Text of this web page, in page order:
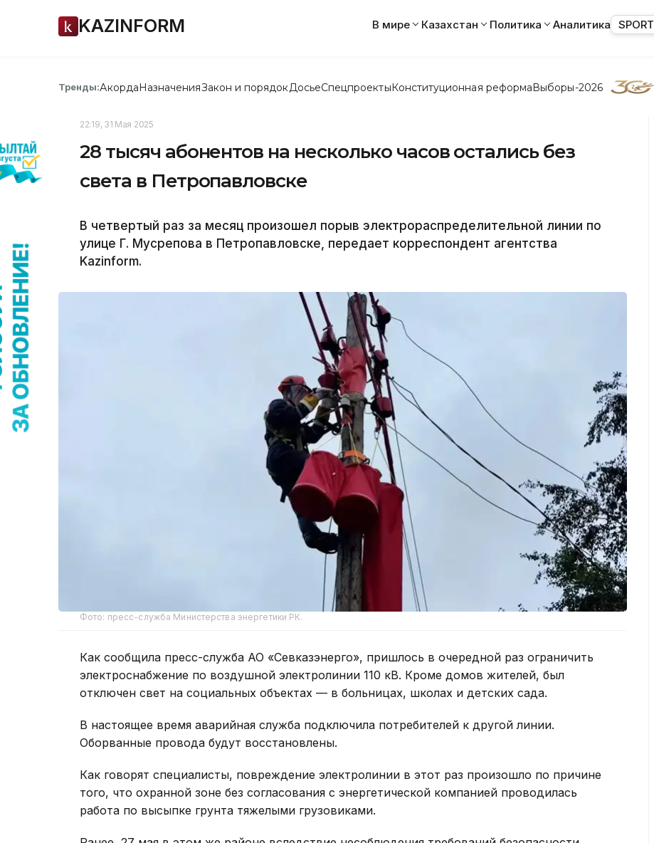
KAZINFORM В мире Казахстан Политика Аналитика SPORT
Тренды:АкордаНазначенияЗакон и порядок ДосьеСпецпроектыКонституционная реформаВыборы-2026
22:19, 31 Мая 2025
28 тысяч абонентов на несколько часов остались без
света в Петропавловске
В четвертый раз за месяц произошел порыв электрораспределительной линии по
улице Г. Мусрепова в Петропавловске, передает корреспондент агентства
Kazinform.
Фото: пресс-служба Министерства энергетики РК.
Как сообщила пресс-служба АО «Севказэнерго», пришлось в очередной раз ограничить
электроснабжение по воздушной электролинии 110 кВ. Кроме домов жителей, был
отключен свет на социальных объектах — в больницах, школах и детских сада.
В настоящее время аварийная служба подключила потребителей к другой линии.
Оборванные провода будут восстановлены.
Как говорят специалисты, повреждение электролинии в этот раз произошло по причине
того, что охранной зоне без согласования с энергетической компанией проводилась
работа по высыпке грунта тяжелыми грузовиками.